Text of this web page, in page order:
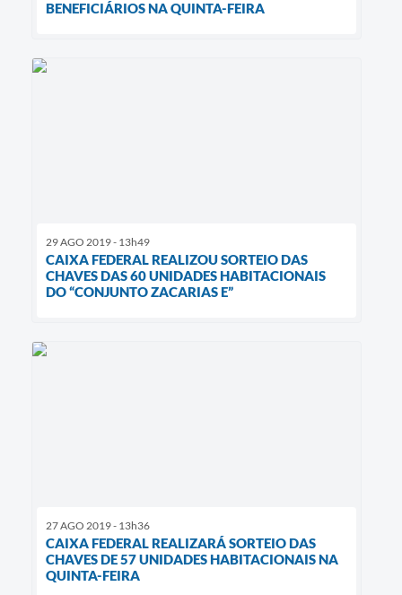
BENEFICIÁRIOS NA QUINTA-FEIRA
29 AGO 2019 - 13h49
CAIXA FEDERAL REALIZOU SORTEIO DAS
CHAVES DAS 60 UNIDADES HABITACIONAIS
DO “CONJUNTO ZACARIAS E”
27 AGO 2019 - 13h36
CAIXA FEDERAL REALIZARÁ SORTEIO DAS
CHAVES DE 57 UNIDADES HABITACIONAIS NA
QUINTA-FEIRA